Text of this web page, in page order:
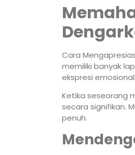
Cara
memiliki banyak
ekspresi emosional.
Ketika seseorang
secara signifikan.
penuh.